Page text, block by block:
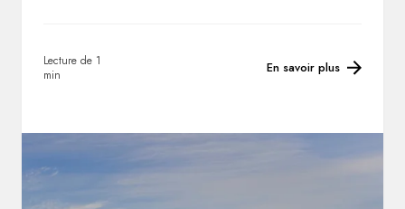
Lecture de 1
min
En savoir plus